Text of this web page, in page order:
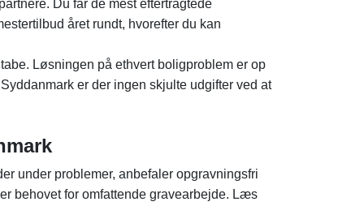
Du får de mest eftertragtede
året rundt, hvorefter du kan
Løsningen på ethvert boligproblem er op
er der ingen skjulte udgifter ved at
under problemer, anbefaler opgravningsfri
behovet for omfattende gravearbejde. Læs